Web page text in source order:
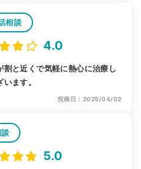
相談
4.0
と近くで気軽に熱心に治療し
ます。
投稿日：2025/04/02
5.0